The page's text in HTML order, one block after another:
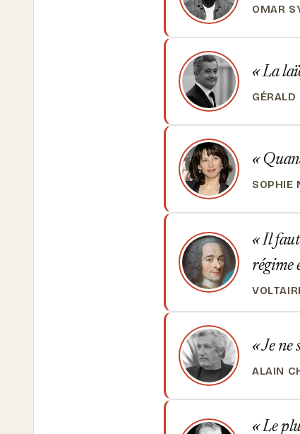
OMAR
La
SOPHIE
Il faut
régime
Je ne
ALAIN
Le